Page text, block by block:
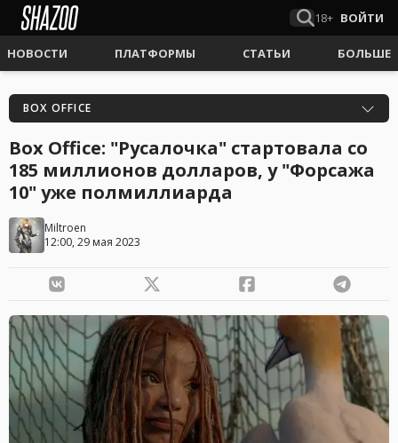
18+ ВОЙТИ
НОВОСТИ ПЛАТФОРМЫ СТАТЬИ БОЛЬШЕ
BOX OFFICE
Box Office: "Русалочка" стартовала со
185 миллионов долларов, у "Форсажа
10" уже полмиллиарда
Miltroen
12:00, 29 мая 2023